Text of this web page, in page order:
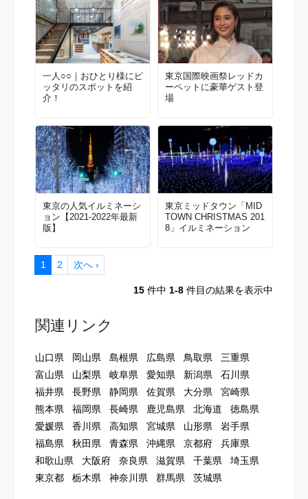
一人○○｜おひとり様にピ
ッタリのスポットを紹
介！
東京国際映画祭レッドカ
ーペットに豪華ゲスト登
場
東京の人気イルミネーシ
ョン【2021-2022年最新
版】
東京ミッドタウン「MID
TOWN CHRISTMAS 201
8」イルミネーション
1 2 次へ ›
15 件中 1-8 件目の結果を表示中
関連リンク
山口県 岡山県 島根県 広島県 鳥取県
三重県
富山県
山梨県 岐阜県 愛知県 新潟県
石川県
福井県
長野県 静岡県 佐賀県 大分県
宮崎県
熊本県
福岡県 長崎県 鹿児島県 北海道
徳島県
愛媛県
香川県 高知県 宮城県 山形県
岩手県
福島県
秋田県 青森県 沖縄県 京都府
兵庫県
和歌山県
大阪府 奈良県 滋賀県 千葉県
埼玉県
東京都
栃木県 神奈川県 群馬県 茨城県